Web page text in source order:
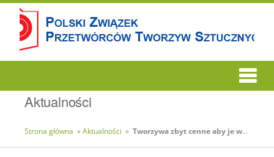
Aktualności
Strona główna »Aktualności » Tworzywa zbyt cenne aby je wyrzucać-wywiad z Prezesem PZPTS